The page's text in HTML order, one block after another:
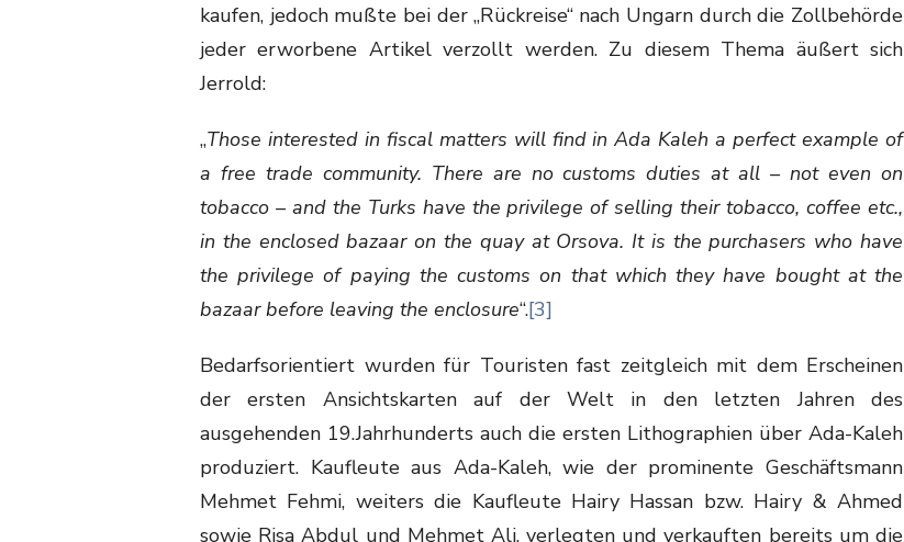
kaufen, jedoch mußte bei der „Rückreise“ nach Ungarn durch die Zollbehörde
jeder erworbene Artikel verzollt werden. Zu diesem Thema äußert sich
Jerrold:
„Those interested in fiscal matters will find in Ada Kaleh a perfect example of
a free trade community. There are no customs duties at all – not even on
tobacco – and the Turks have the privilege of selling their tobacco, coffee etc.,
in the enclosed bazaar on the quay at Orsova. It is the purchasers who have
the privilege of paying the customs on that which they have bought at the
bazaar before leaving the enclosure“.[3]
Bedarfsorientiert wurden für Touristen fast zeitgleich mit dem Erscheinen
der ersten Ansichtskarten auf der Welt in den letzten Jahren des
ausgehenden 19.Jahrhunderts auch die ersten Lithographien über Ada-Kaleh
produziert. Kaufleute aus Ada-Kaleh, wie der prominente Geschäftsmann
Mehmet Fehmi, weiters die Kaufleute Hairy Hassan bzw. Hairy & Ahmed
sowie Risa Abdul und Mehmet Ali, verlegten und verkauften bereits um die